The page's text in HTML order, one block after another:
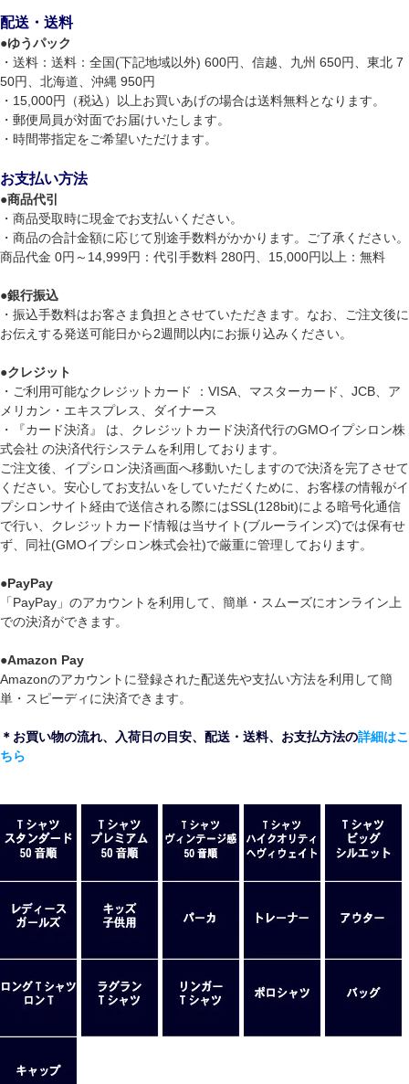
配送・送料
●ゆうパック
・送料：送料：全国(下記地域以外) 600円、信越、九州 650円、東北 7
50円、北海道、沖縄 950円
・15,000円（税込）以上お買いあげの場合は送料無料となります。
・郵便局員が対面でお届けいたします。
・時間帯指定をご希望いただけます。
お支払い方法
●商品代引
・商品受取時に現金でお支払いください。
・商品の合計金額に応じて別途手数料がかかります。ご了承ください。
商品代金 0円～14,999円：代引手数料 280円、15,000円以上：無料
●銀行振込
・振込手数料はお客さま負担とさせていただきます。なお、ご注文後に
お伝えする発送可能日から2週間以内にお振り込みください。
●クレジット
・ご利用可能なクレジットカード ：VISA、マスターカード、JCB、ア
メリカン・エキスプレス、ダイナース
・『カード決済』 は、クレジットカード決済代行のGMOイプシロン株
式会社 の決済代行システムを利用しております。
ご注文後、イプシロン決済画面へ移動いたしますので決済を完了させて
ください。安心してお支払いをしていただくために、お客様の情報がイ
プシロンサイト経由で送信される際にはSSL(128bit)による暗号化通信
で行い、クレジットカード情報は当サイト(ブルーラインズ)では保有せ
ず、同社(GMOイプシロン株式会社)で厳重に管理しております。
●PayPay
「PayPay」のアカウントを利用して、簡単・スムーズにオンライン上
での決済ができます。
●Amazon Pay
Amazonのアカウントに登録された配送先や支払い方法を利用して簡
単・スピーディに決済できます。
＊お買い物の流れ、入荷日の目安、配送・送料、お支払方法の詳細はこ
ちら